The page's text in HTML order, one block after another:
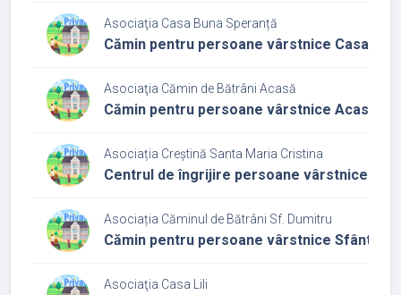
Asociaţia Casa Buna Speranță
Cămin pentru persoane vârstnice Casa
Asociaţia Cămin de Bătrâni Acasă
Cămin pentru persoane vârstnice Acasă 2
Asociația Creștină Santa Maria Cristina
Centrul de îngrijire persoane vârstnice
Asociația Căminul de Bătrâni Sf. Dumitru
Cămin pentru persoane vârstnice Sfântul
Asociaţia Casa Lili